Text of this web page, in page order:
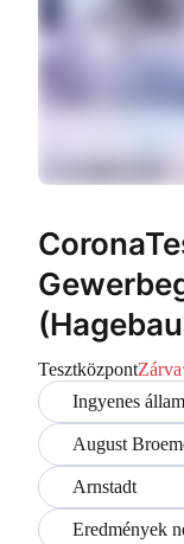
TesztközpontZárva
Ingyenes
August
Arnstadt
Eredmények